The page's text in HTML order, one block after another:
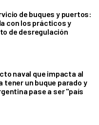
de buques y puertos:
con los prácticos y
de desregulación
naval que impacta al
tener un buque parado y
pase a ser "país